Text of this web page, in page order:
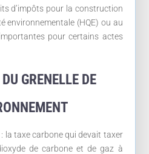
d’impôts pour la construction
environnementale (HQE) ou au
pour certains actes
GRENELLE DE
la taxe carbone qui devait taxer
de carbone et de gaz à